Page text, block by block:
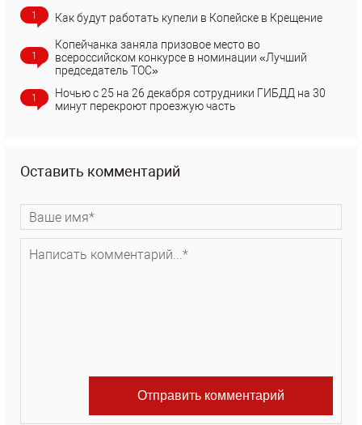
1 Как будут работать купели в Копейске в Крещение
1
Копейчанка заняла призовое место во
всероссийском конкурсе в номинации «Лучший
председатель ТОС»
1
Ночью с 25 на 26 декабря сотрудники ГИБДД на 30
минут перекроют проезжую часть
Оставить комментарий